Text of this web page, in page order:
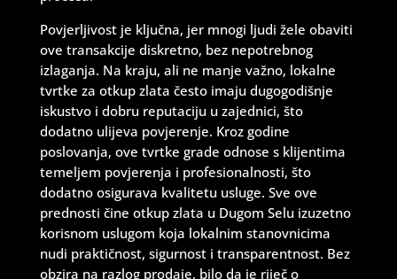
Povjerljivost je ključna, jer mnogi ljudi žele obaviti
ove transakcije diskretno, bez nepotrebnog
izlaganja. Na kraju, ali ne manje važno, lokalne
tvrtke za otkup zlata često imaju dugogodišnje
iskustvo i dobru reputaciju u zajednici, što
dodatno ulijeva povjerenje. Kroz godine
poslovanja, ove tvrtke grade odnose s klijentima
temeljem povjerenja i profesionalnosti, što
dodatno osigurava kvalitetu usluge. Sve ove
prednosti čine otkup zlata u Dugom Selu izuzetno
korisnom uslugom koja lokalnim stanovnicima
nudi praktičnost, sigurnost i transparentnost. Bez
obzira na razlog prodaje, bilo da je riječ o